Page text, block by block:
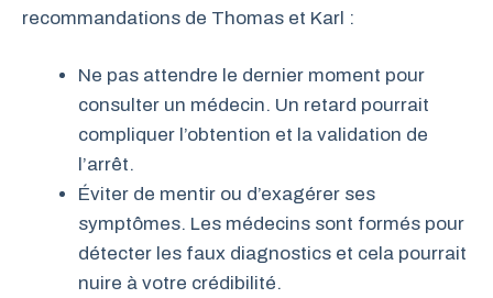
recommandations de Thomas et Karl :
Ne pas attendre le dernier moment pour
consulter un médecin. Un retard pourrait
compliquer l’obtention et la validation de
l’arrêt.
Éviter de mentir ou d’exagérer ses
symptômes. Les médecins sont formés pour
détecter les faux diagnostics et cela pourrait
nuire à votre crédibilité.